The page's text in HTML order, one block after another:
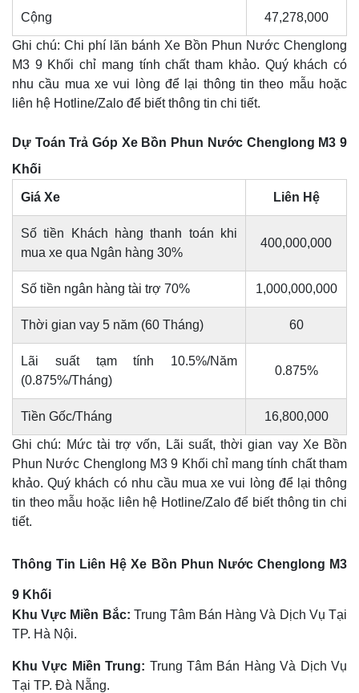
Cộng 47,278,000
Ghi chú: Chi phí lăn bánh Xe Bồn Phun Nước Chenglong
M3 9 Khối chỉ mang tính chất tham khảo. Quý khách có
nhu cầu mua xe vui lòng để lại thông tin theo mẫu hoặc
liên hệ Hotline/Zalo để biết thông tin chi tiết.
Dự Toán Trả Góp Xe Bồn Phun Nước Chenglong M3 9
Khối
Giá Xe Liên Hệ
Số tiền Khách hàng thanh toán khi
mua xe qua Ngân hàng 30%
400,000,000
Số tiền ngân hàng tài trợ 70% 1,000,000,000
Thời gian vay 5 năm (60 Tháng) 60
Lãi suất tạm tính 10.5%/Năm
(0.875%/Tháng)
0.875%
Tiền Gốc/Tháng 16,800,000
Ghi chú: Mức tài trợ vốn, Lãi suất, thời gian vay Xe Bồn
Phun Nước Chenglong M3 9 Khối chỉ mang tính chất tham
khảo. Quý khách có nhu cầu mua xe vui lòng để lại thông
tin theo mẫu hoặc liên hệ Hotline/Zalo để biết thông tin chi
tiết.
Thông Tin Liên Hệ Xe Bồn Phun Nước Chenglong M3
9 Khối
Khu Vực Miền Bắc: Trung Tâm Bán Hàng Và Dịch Vụ Tại
TP. Hà Nội.
Khu Vực Miền Trung: Trung Tâm Bán Hàng Và Dịch Vụ
Tại TP. Đà Nẵng.